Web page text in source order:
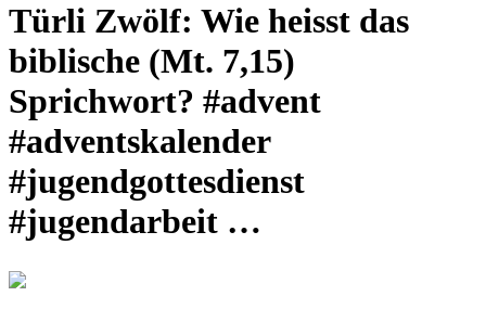
Türli Zwölf: Wie heisst das
biblische (Mt. 7,15)
Sprichwort? #advent
#adventskalender
#jugendgottesdienst
#jugendarbeit …